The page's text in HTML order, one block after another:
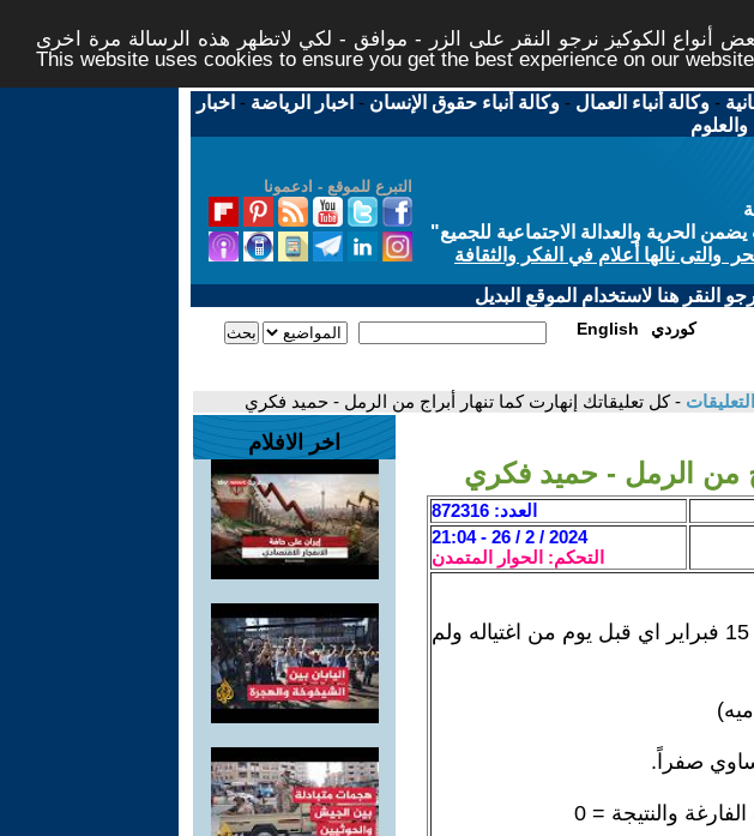
أنواع الكوكيز نرجو النقر على الزر - موافق - لكي لاتظهر هذه الرسالة مرة اخرى -
This website uses cookies to ensure you get the best experience on our website
-وكالة أنباء العمال -وكالة أنباء حقوق الإنسان - اخبار الرياضة - اخبار
التبرع للموقع - ادعمونا
الحرية والعدالة الاجتماعية للجميع"
والتى نالها أعلام في الفكر والثقافة
النقر هنا لاستخدام الموقع البديل
English كوردي
- كل تعليقاتك إنهارت كما تنهار أبراج من الرمل - حميد فكري
من الرمل - حميد فكري
العدد: 872316
2024 / 2 / 26 - 21:04
التحكم: الحوار المتمدن
(.اخر فيديو لنافالني عرض على الشاشات كان يوم 15 فبراير اي قبل يوم من اغتياله ولم
صفراً.
والنتيجة = 0
اخر الافلام